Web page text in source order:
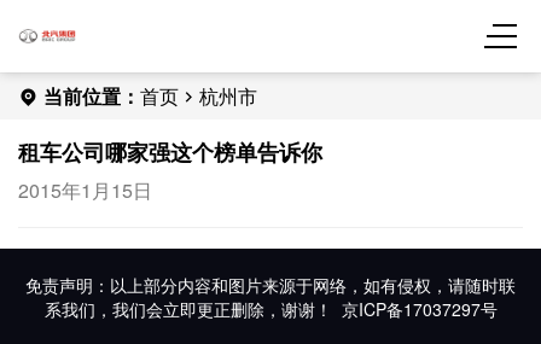
当前位置： 首页 杭州市
租车公司哪家强这个榜单告诉你
2015年1月15日
免责声明：以上部分内容和图片来源于网络，如有侵权，请随时联
系我们，我们会立即更正删除，谢谢！ 京ICP备17037297号